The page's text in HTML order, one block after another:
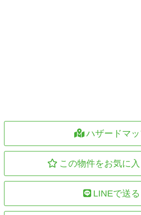
ハザードマ
この物件をお気に
LINEで送る